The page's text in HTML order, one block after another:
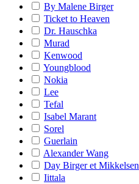
By Malene Birger
Ticket to Heaven
Dr. Hauschka
Murad
Kenwood
Youngblood
Nokia
Lee
Tefal
Isabel Marant
Sorel
Guerlain
Alexander Wang
Day Birger et Mikkelsen
Iittala